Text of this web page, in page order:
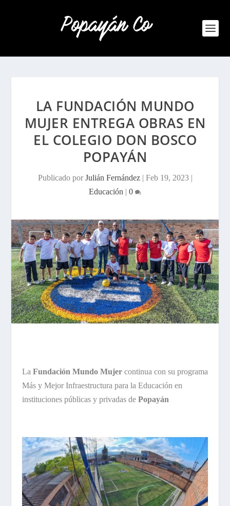
LA FUNDACIÓN MUNDO
MUJER ENTREGA OBRAS EN
EL COLEGIO DON BOSCO
POPAYÁN
Publicado porJulián Fernández| Feb 19, 2023|
Educación | 0
La Fundación Mundo Mujercontinua con su programa
Más y Mejor Infraestructura para la Educación en
instituciones públicas y privadas de Popayán